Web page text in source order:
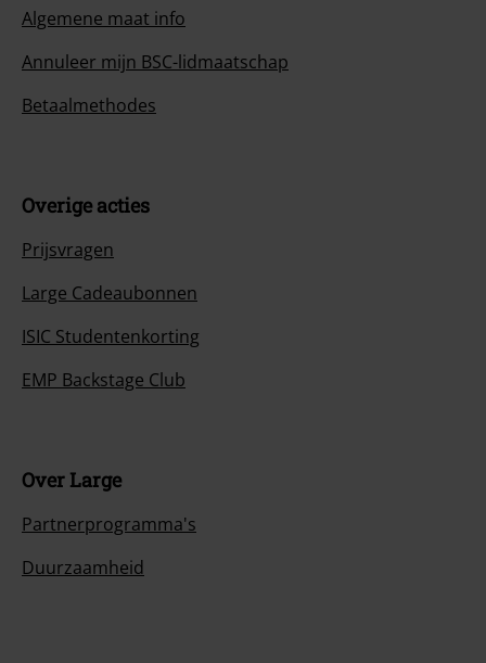
Algemene maat info
Annuleer mijn BSC-lidmaatschap
Betaalmethodes
Overige acties
Prijsvragen
Large Cadeaubonnen
ISIC Studentenkorting
EMP Backstage Club
Over Large
Partnerprogramma's
Duurzaamheid